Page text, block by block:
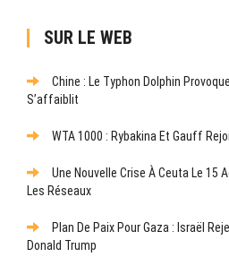
SUR LE WEB
Chine : Le Typhon Dolphin
S’affaiblit
WTA 1000 : Rybakina Et Gauff
Une Nouvelle Crise À Ceuta Le 15
Les Réseaux
Plan De Paix Pour Gaza : Israël
Donald Trump